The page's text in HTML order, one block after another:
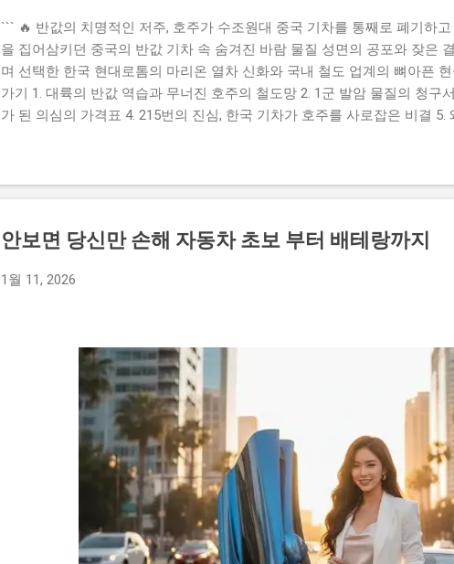
``` 🔥 반값의 치명적인 저주, 호주가 수조원대 중국 기차를 통째로 폐기하
을 집어삼키던 중국의 반값 기차 속 숨겨진 바람 물질 성면의 공포와 잦은
며 선택한 한국 현대로톰의 마리온 열차 신화와 국내 철도 업계의 뼈아픈
가기 1. 대륙의 반값 역습과 무너진 호주의 철도망 2. 1군 발암 물질의 청구
가 된 의심의 가격표 4. 215번의 진심, 한국 기차가 호주를 사로잡은 비결 5.
기차를 단 한 대도 수입해 본 적 없던 머나먼 호주 땅에서, 우리 기술로 만
고라 자부하던 중국의 거대한 철도 제국이 사방에서 힘없이 무너져 내리고
어떤 치명적인 비밀이 숨겨져 있었을까요? 오늘 그 흥미진진하고 소름 돋
풀어보려 합니다. 1. 대륙의 반값 역습과 무너진 호주의 철도망 호주 시드
닌 중국 창춘의 CRRC 공장 이었습니다...
안보면 당신만 손해 자동차 초보 부터 배테랑까지
1월 11, 2026